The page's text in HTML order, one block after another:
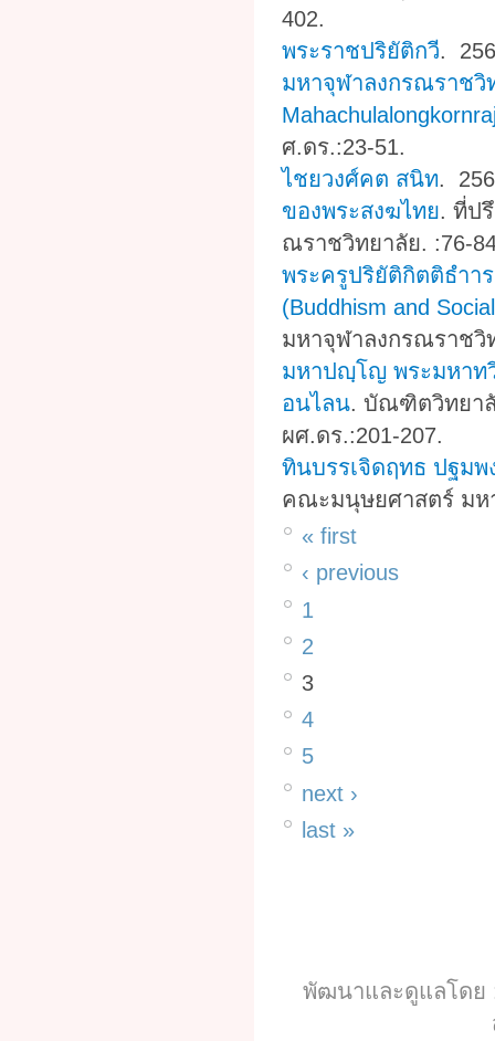
402.
พระราชปริยัติกวี.
มหาจุฬาลงกรณราชวิ
ศ.ดร.:23-51.
ไชยวงศ์คต สนิท.
ของพระสงฆไทย. ที่ป
ณราชวิทยาลัย. :76-
พระครูปริยัติกิตติธำา
(Buddhism and
มหาจุฬาลงกรณราชวิ
มหาปญฺโญ พระมหาท
อนไลน. บัณฑิตวิทยาลั
ผศ.ดร.:201-207.
ทินบรรเจิดฤทธ ปฐมพ
คณะมนุษยศาสตร์ มห
« first
‹ previous
1
2
3
4
5
next ›
last »
พัฒนาและดูแลโดย